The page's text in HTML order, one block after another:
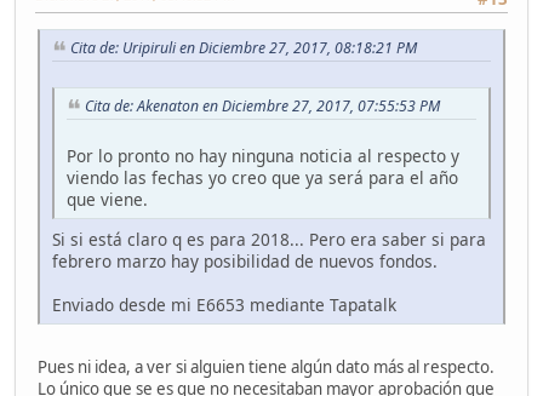
Cita de: Uripiruli en Diciembre 27, 2017, 08:18:21 PM
Cita de: Akenaton en Diciembre 27, 2017, 07:55:53 PM
Por lo pronto no hay ninguna noticia al respecto y
viendo las fechas yo creo que ya será para el año
que viene.
Si si está claro q es para 2018... Pero era saber si para
febrero marzo hay posibilidad de nuevos fondos.
Enviado desde mi E6653 mediante Tapatalk
Pues ni idea, a ver si alguien tiene algún dato más al respecto.
Lo único que se es que no necesitaban mayor aprobación que